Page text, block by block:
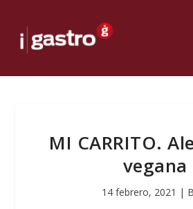
MI CARRITO.
vegana
14 febrero, 2021 |